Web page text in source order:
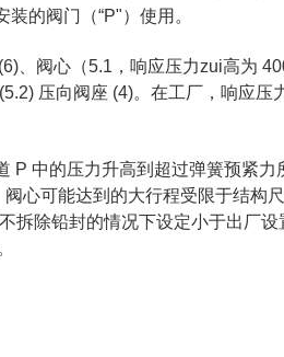
的阀门（“P"）使用。
、阀心（5.1，响应压力zui高为
压向阀座 (4)。在工厂，响应压
P 中的压力升高到超过弹簧预紧
心可能达到的大行程受限于结构
拆除铅封的情况下设定小于出厂